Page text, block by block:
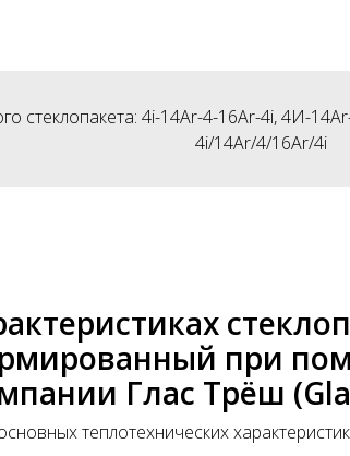
стеклопакета: 4i-14Ar-4-16Ar-4i, 4И-
4i/14Ar/4/16Ar/4i
при
Глас Трёш
теплотехнических характеристик